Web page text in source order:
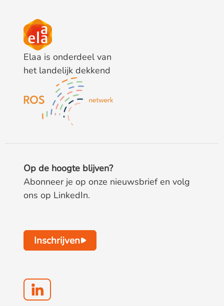
Elaa is onderdeel van
het landelijk dekkend
Op de hoogte blijven?
Abonneer je op onze nieuwsbrief en volg
ons op LinkedIn.
Inschrijven